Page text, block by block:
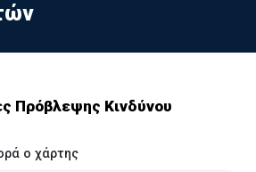
Πρόβλεψης Κινδύνου
ο χάρτης